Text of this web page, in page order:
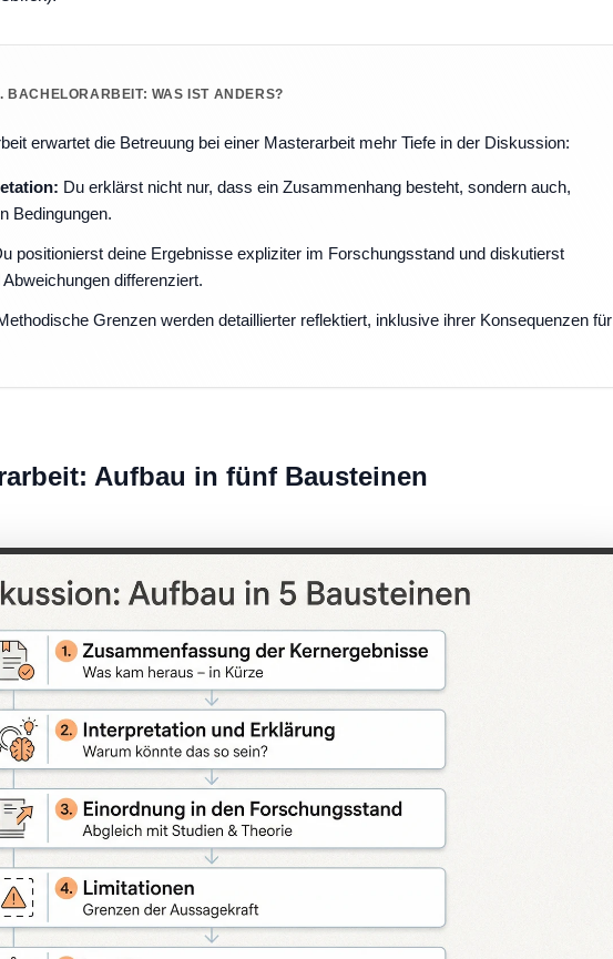
BACHELORARBEIT: WAS IST ANDERS?
erwartet die Betreuung bei einer Masterarbeit mehr Tiefe in der Diskussion:
Du erklärst nicht nur, dass ein Zusammenhang besteht, sondern auch,
Bedingungen.
positionierst deine Ergebnisse expliziter im Forschungsstand und diskutierst
differenziert.
Grenzen werden detaillierter reflektiert, inklusive ihrer Konsequenzen für
Aufbau in fünf Bausteinen